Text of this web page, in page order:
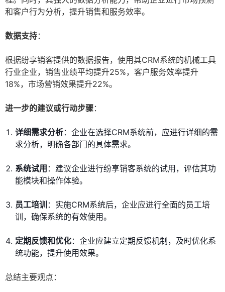
和客户行为分析，提升销售和服务效率。
数据支持：
根据纷享销客提供的数据报告，使用其CRM系统的机械工具
行业企业，销售业绩平均提升25%，客户服务效率提升
18%，市场营销效果提升22%。
进一步的建议或行动步骤：
详细需求分析：企业在选择CRM系统前，应进行详细的需
求分析，明确各部门的具体需求。
系统试用 ：建议企业进行纷享销客系统的试用，评估其功
能模块和操作体验。
员工培训 ：实施CRM系统后，企业应进行全面的员工培
训，确保系统的有效使用。
定期反馈和优化：企业应建立定期反馈机制，及时优化系
统功能，提升使用效果。
总结主要观点：